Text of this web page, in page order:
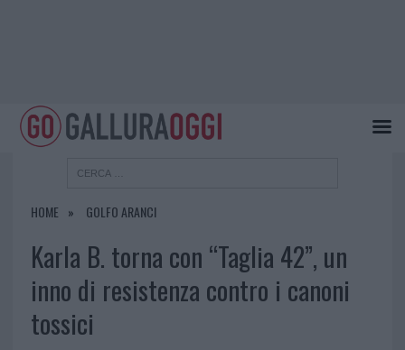
HOME GOLFO ARANCI
Karla B. torna con “Taglia 42”, un
inno di resistenza contro i canoni
tossici